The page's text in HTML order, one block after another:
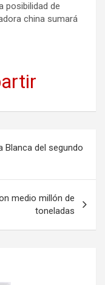
posibilidad de
china sumará
Blanca del segundo
medio millón de
toneladas